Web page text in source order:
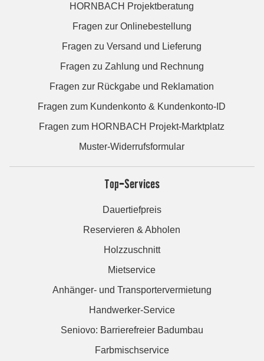
HORNBACH Projektberatung
Fragen zur Onlinebestellung
Fragen zu Versand und Lieferung
Fragen zu Zahlung und Rechnung
Fragen zur Rückgabe und Reklamation
Fragen zum Kundenkonto & Kundenkonto-ID
Fragen zum HORNBACH Projekt-Marktplatz
Muster-Widerrufsformular
Top-Services
Dauertiefpreis
Reservieren & Abholen
Holzzuschnitt
Mietservice
Anhänger- und Transportervermietung
Handwerker-Service
Seniovo: Barrierefreier Badumbau
Farbmischservice